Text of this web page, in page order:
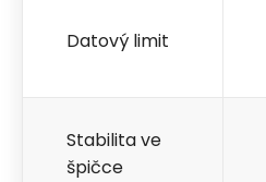
Datový limit
Stabilita ve
špičce